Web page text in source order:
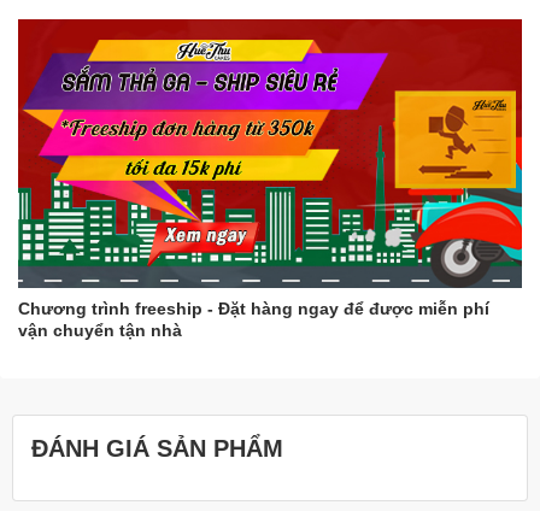
Chương trình freeship - Đặt hàng ngay để được miễn phí
vận chuyển tận nhà
ĐÁNH GIÁ SẢN PHẨM